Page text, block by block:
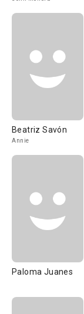
Beatriz Savón
Annie
Paloma Juanes